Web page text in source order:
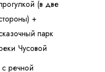
с политикой компании в